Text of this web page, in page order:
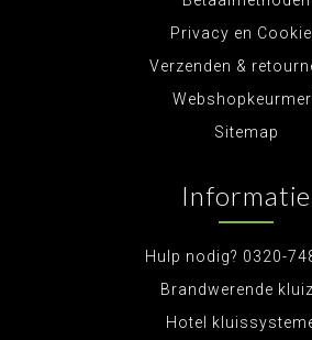
Privacy en
Verzenden &
Sitemap
Informatie
Hulp nodig? 0320-
Brandwerende
Hotel